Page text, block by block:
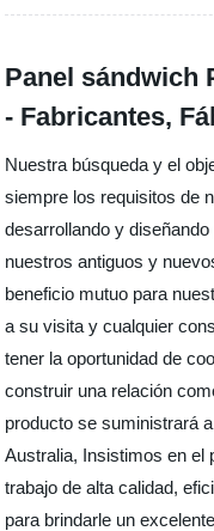
Panel sándwich
- Fabricantes,
Nuestra búsqueda y el
siempre los requisitos de
desarrollando y
nuestros antiguos y
beneficio mutuo para
a su visita y cualquier
tener la oportunidad de
construir una relación
producto se suministrará
Australia, Insistimos en el
trabajo de alta calidad,
para brindarle un